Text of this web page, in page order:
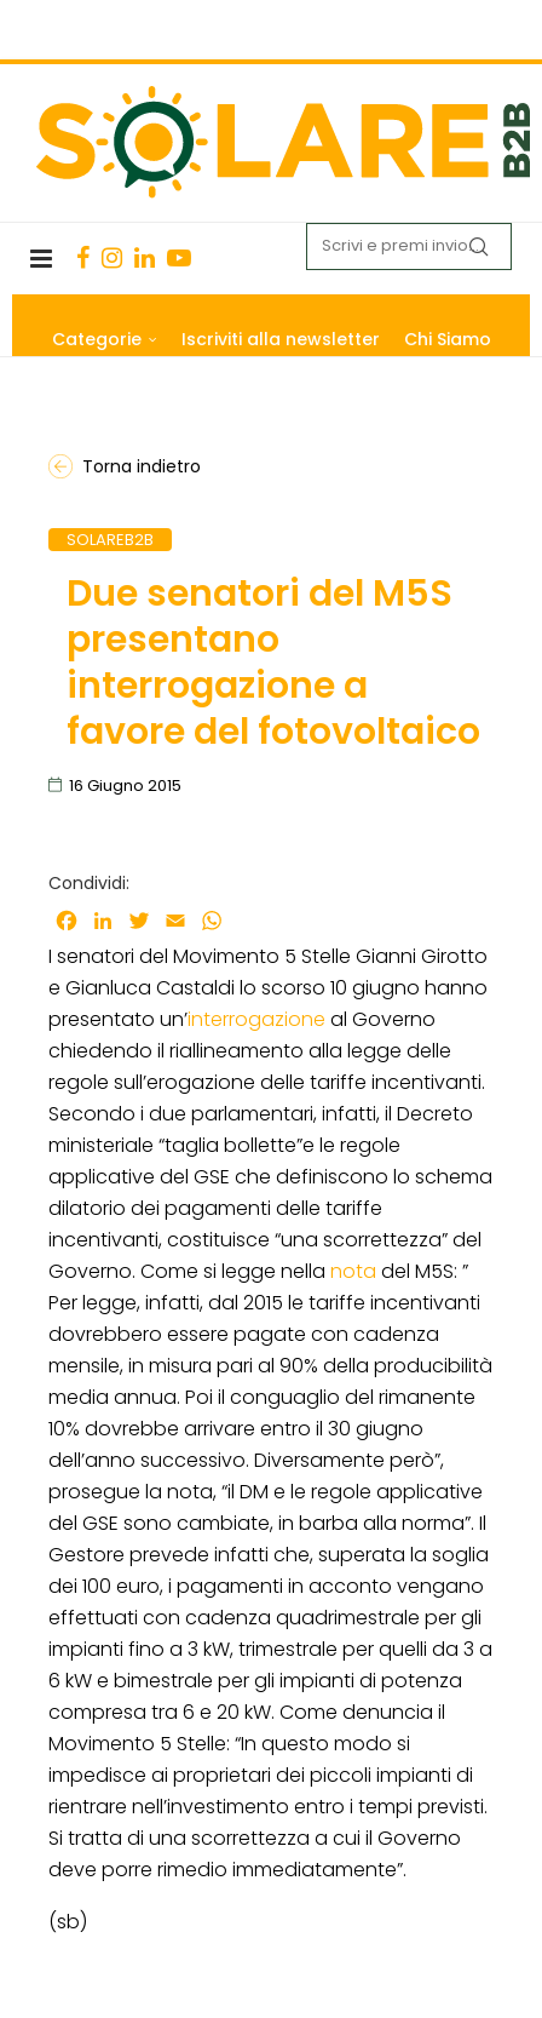
Categorie Iscriviti alla newsletter Chi Siamo
Torna indietro
SOLAREB2B
Due senatori del M5S
presentano
interrogazione a
favore del fotovoltaico
16 Giugno 2015
Condividi:
Facebook
LinkedInTwitter
Email
I senatori del Movimento 5 Stelle Gianni Girotto
e Gianluca Castaldi lo scorso 10 giugno hanno
presentato un’interrogazione al Governo
chiedendo il riallineamento alla legge delle
regole sull’erogazione delle tariffe incentivanti.
Secondo i due parlamentari, infatti, il Decreto
ministeriale “taglia bollette”e le regole
applicative del GSE che definiscono lo schema
dilatorio dei pagamenti delle tariffe
incentivanti, costituisce “una scorrettezza” del
Governo. Come si legge nella nota del M5S: ”
Per legge, infatti, dal 2015 le tariffe incentivanti
dovrebbero essere pagate con cadenza
mensile, in misura pari al 90% della producibilità
media annua. Poi il conguaglio del rimanente
10% dovrebbe arrivare entro il 30 giugno
dell’anno successivo. Diversamente però”,
prosegue la nota, “il DM e le regole applicative
del GSE sono cambiate, in barba alla norma”. Il
Gestore prevede infatti che, superata la soglia
dei 100 euro, i pagamenti in acconto vengano
effettuati con cadenza quadrimestrale per gli
impianti fino a 3 kW, trimestrale per quelli da 3 a
6 kW e bimestrale per gli impianti di potenza
compresa tra 6 e 20 kW. Come denuncia il
Movimento 5 Stelle: “In questo modo si
impedisce ai proprietari dei piccoli impianti di
rientrare nell’investimento entro i tempi previsti.
Si tratta di una scorrettezza a cui il Governo
deve porre rimedio immediatamente”.
(sb)